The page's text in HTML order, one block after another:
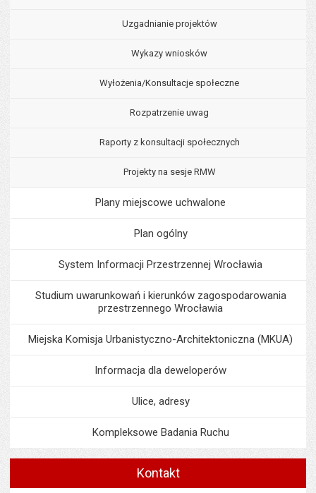
Uzgadnianie projektów
Wykazy wniosków
Wyłożenia/Konsultacje społeczne
Rozpatrzenie uwag
Raporty z konsultacji społecznych
Projekty na sesje RMW
Plany miejscowe uchwalone
Plan ogólny
System Informacji Przestrzennej Wrocławia
Studium uwarunkowań i kierunków zagospodarowania
przestrzennego Wrocławia
Miejska Komisja Urbanistyczno-Architektoniczna (MKUA)
Informacja dla deweloperów
Ulice, adresy
Kompleksowe Badania Ruchu
Kontakt